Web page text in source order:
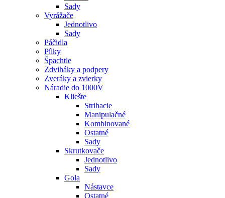
Sady
Vyrážače
Jednotlivo
Sady
Páčidla
Pílky
Špachtle
Zdviháky a podpery
Zveráky a zvierky
Náradie do 1000V
Kliešte
Strihacie
Manipulačné
Kombinované
Ostatné
Sady
Skrutkovače
Jednotlivo
Sady
Gola
Nástavce
Ostatné